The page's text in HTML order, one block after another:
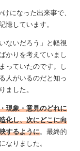
になった出来事で、
憶しています。
ないだろう」と軽視
かりを考えていまし
っていたのです。し
人がいるのだと知っ
ました。
現象・意見のどれに
化し、次にどこに向
するように。最終的
なりました。